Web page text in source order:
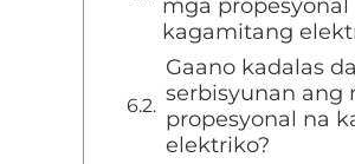
mga propesyonal
kagamitang
Gaano kadalas
serbisyunan ang
propesyonal na
elektriko?